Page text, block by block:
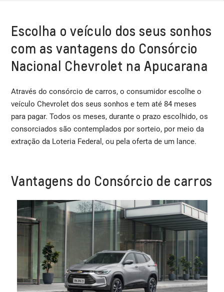
Escolha o veículo dos seus sonhos
com as vantagens do Consórcio
Nacional Chevrolet na Apucarana
Através do consórcio de carros, o consumidor escolhe o
veículo Chevrolet dos seus sonhos e tem até 84 meses
para pagar. Todos os meses, durante o prazo escolhido, os
consorciados são contemplados por sorteio, por meio da
extração da Loteria Federal, ou pela oferta de um lance.
Vantagens do Consórcio de carros